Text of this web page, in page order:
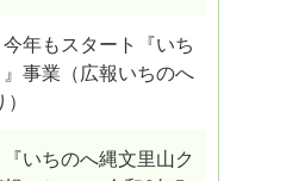
年もスタート『いち
事業（広報いちのへ
いちのへ縄文里山ク